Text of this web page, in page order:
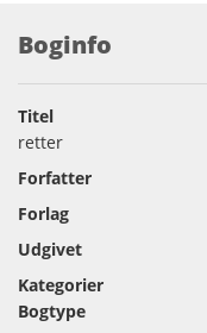
Boginfo
Titel
retter
Forfatter
Forlag
Udgivet
Kategorier
Bogtype